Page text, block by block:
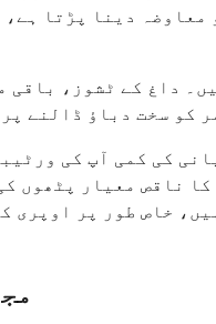
دینا پڑتا
داغ کے ٹشوز،
کو سخت دباؤ ڈالنے
کی کمی آپ کی
ناقص معیار پٹھوں
خاص طور پر اوپری